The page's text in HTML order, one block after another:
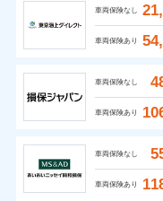
車両保険なし
車両保険あり
車両保険なし
車両保険あり
車両保険なし
車両保険あり